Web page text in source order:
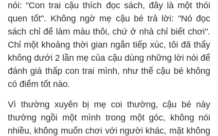
nói: "Con trai cậu thích đọc sách, đây là một thói
quen tốt". Không ngờ mẹ cậu bé trả lời: "Nó đọc
sách chỉ để làm màu thôi, chứ ở nhà chỉ biết chơi".
Chỉ một khoảng thời gian ngắn tiếp xúc, tôi đã thấy
không dưới 2 lần mẹ của cậu dùng những lời nói để
đánh giá thấp con trai mình, như thể cậu bé không
có điểm tốt nào.
Vì thường xuyên bị mẹ coi thường, cậu bé này
thường ngồi một mình trong một góc, không nói
nhiều, không muốn chơi với người khác, mặt không